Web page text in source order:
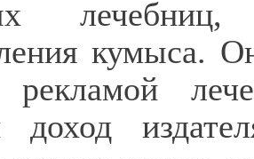
кумыса.
рекламой
доход